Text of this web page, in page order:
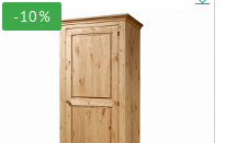
-10%